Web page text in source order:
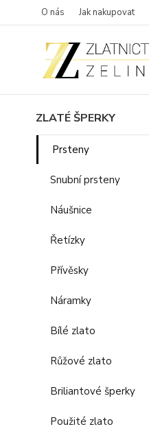
O nás Jak nakupovat
ZLATÉ ŠPERKY
Prsteny
Snubní prsteny
Náušnice
Řetízky
Přívěsky
Náramky
Bílé zlato
Růžové zlato
Briliantové šperky
Použité zlato